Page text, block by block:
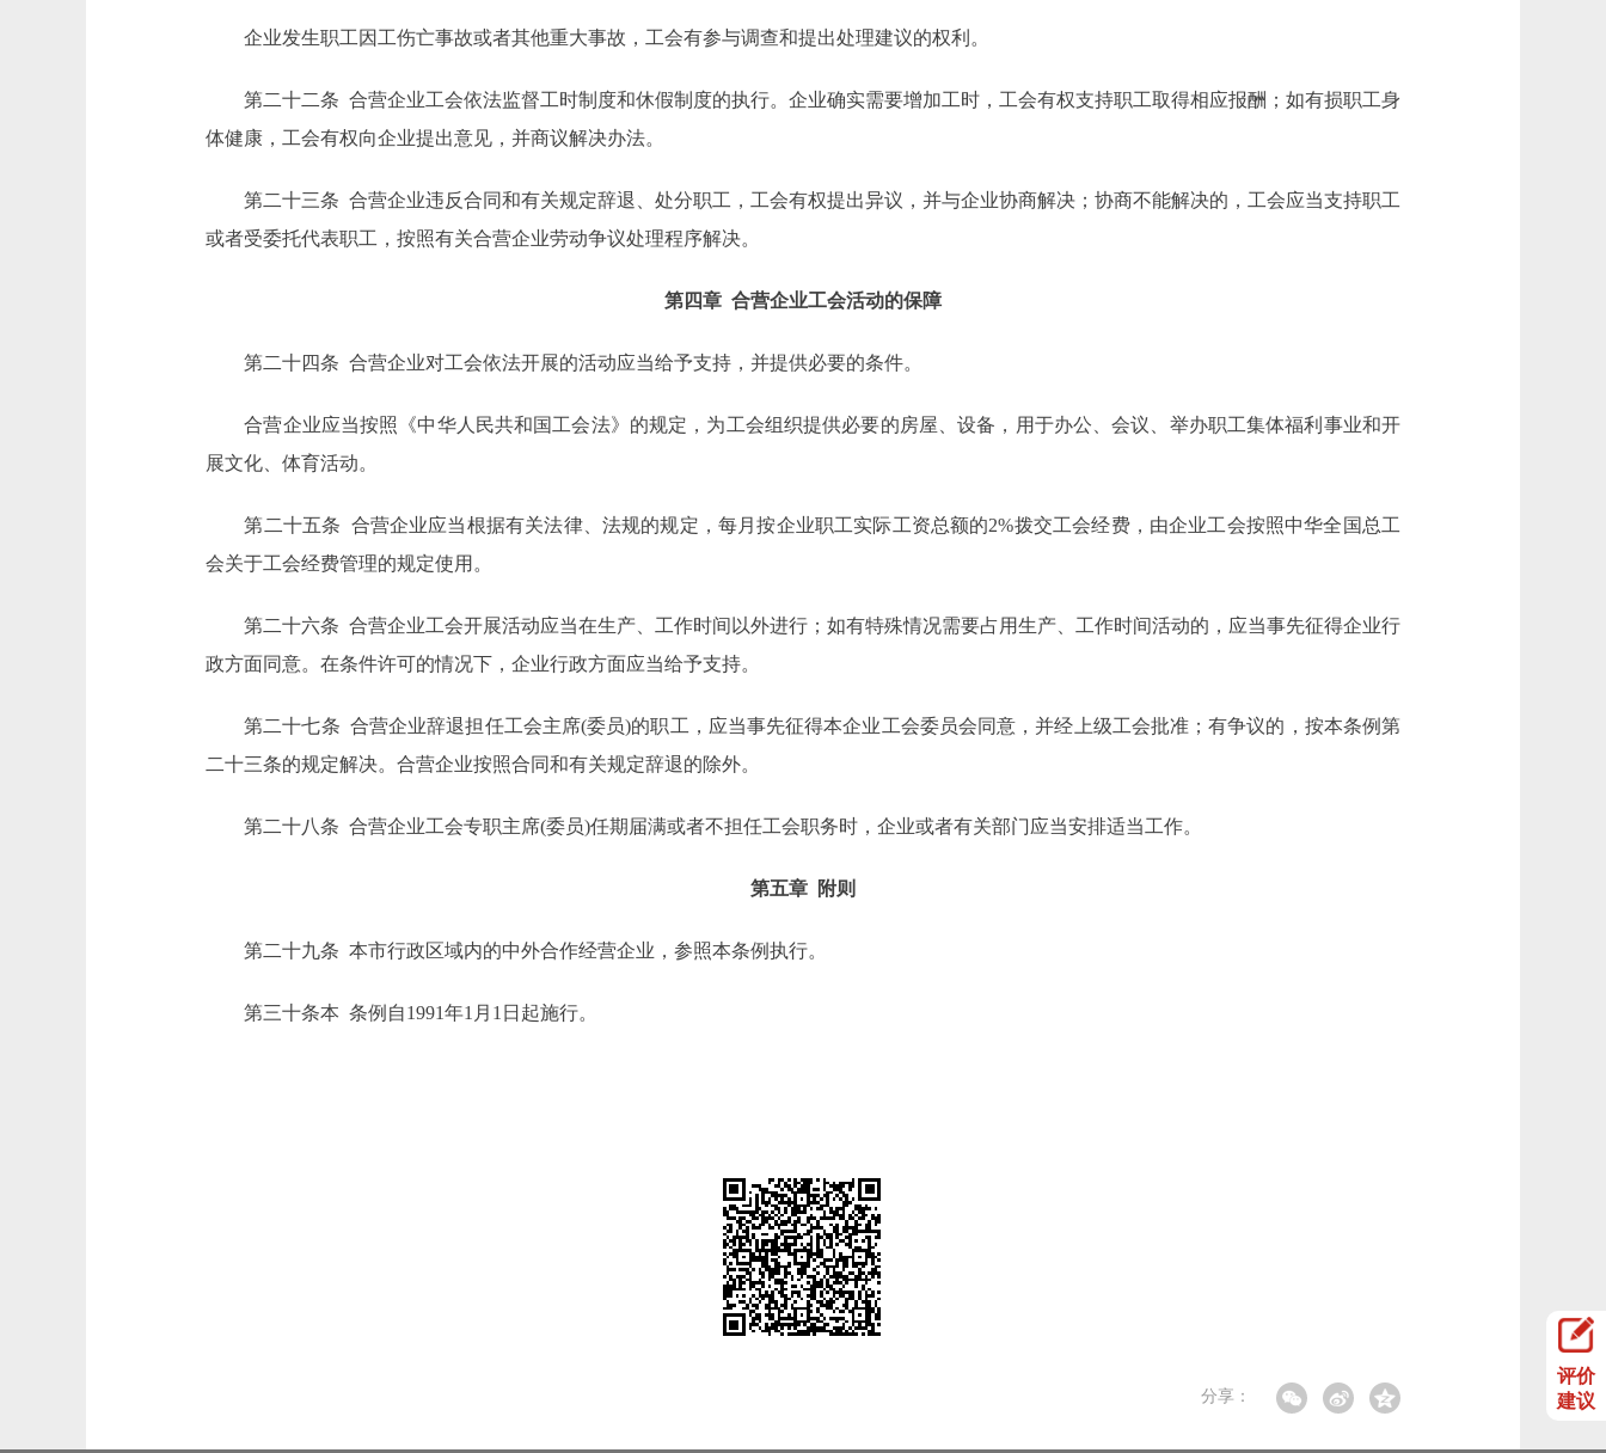
企业发生职工因工伤亡事故或者其他重大事故，工会有参与调查和提出处理建议的权利。
第二十二条 合营企业工会依法监督工时制度和休假制度的执行。企业确实需要增加工时，工会有权支持职工取得相应报酬；如有损职工身
体健康，工会有权向企业提出意见，并商议解决办法。
第二十三条 合营企业违反合同和有关规定辞退、处分职工，工会有权提出异议，并与企业协商解决；协商不能解决的，工会应当支持职工
或者受委托代表职工，按照有关合营企业劳动争议处理程序解决。
第四章 合营企业工会活动的保障
第二十四条 合营企业对工会依法开展的活动应当给予支持，并提供必要的条件。
合营企业应当按照《中华人民共和国工会法》的规定，为工会组织提供必要的房屋、设备，用于办公、会议、举办职工集体福利事业和开
展文化、体育活动。
第二十五条 合营企业应当根据有关法律、法规的规定，每月按企业职工实际工资总额的2%拨交工会经费，由企业工会按照中华全国总工
会关于工会经费管理的规定使用。
第二十六条 合营企业工会开展活动应当在生产、工作时间以外进行；如有特殊情况需要占用生产、工作时间活动的，应当事先征得企业行
政方面同意。在条件许可的情况下，企业行政方面应当给予支持。
第二十七条 合营企业辞退担任工会主席(委员)的职工，应当事先征得本企业工会委员会同意，并经上级工会批准；有争议的，按本条例第
二十三条的规定解决。合营企业按照合同和有关规定辞退的除外。
第二十八条 合营企业工会专职主席(委员)任期届满或者不担任工会职务时，企业或者有关部门应当安排适当工作。
第五章 附则
第二十九条 本市行政区域内的中外合作经营企业，参照本条例执行。
第三十条本 条例自1991年1月1日起施行。
分享：
评价
建议